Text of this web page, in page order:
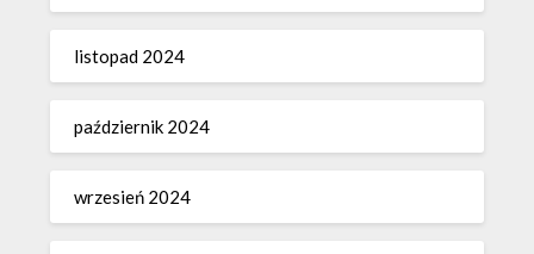
listopad 2024
październik 2024
wrzesień 2024